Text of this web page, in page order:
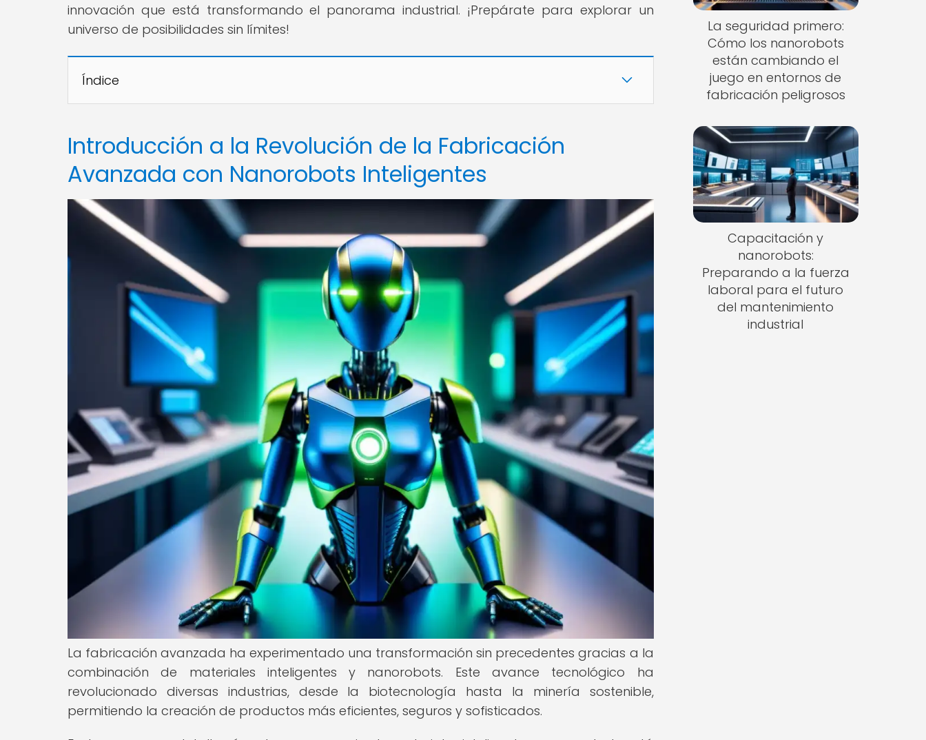
innovación que está transformando el panorama industrial. ¡Prepárate para explorar un
universo de posibilidades sin límites!
Índice
Introducción a la Revolución de la Fabricación
Avanzada con Nanorobots Inteligentes
La fabricación avanzada ha experimentado una transformación sin precedentes gracias a la
combinación de materiales inteligentes y nanorobots. Este avance tecnológico ha
revolucionado diversas industrias, desde la biotecnología hasta la minería sostenible,
permitiendo la creación de productos más eficientes, seguros y sofisticados.
La seguridad primero:
Cómo los nanorobots
están cambiando el
juego en entornos de
fabricación peligrosos
Capacitación y
nanorobots:
Preparando a la fuerza
laboral para el futuro
del mantenimiento
industrial